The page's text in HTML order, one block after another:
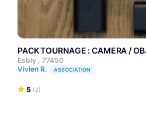
PACK TOURNAGE : CAMERA /
Esbly , 77450
Vivien R.
ASSOCIATION
5 (2)